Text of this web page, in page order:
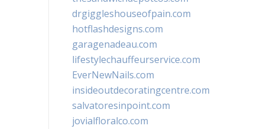
drgiggleshouseofpain.com
hotflashdesigns.com
garagenadeau.com
lifestylechauffeurservice.com
EverNewNails.com
insideoutdecoratingcentre.com
salvatoresinpoint.com
jovialfloralco.com